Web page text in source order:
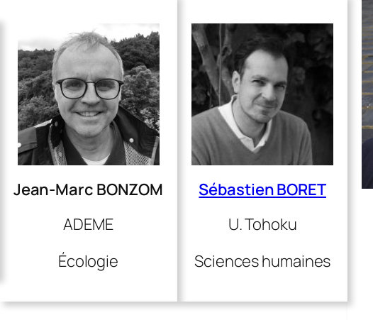
Jean-Marc BONZOM
ADEME
Écologie
Sébastien BORET
U. Tohoku
Sciences humaines